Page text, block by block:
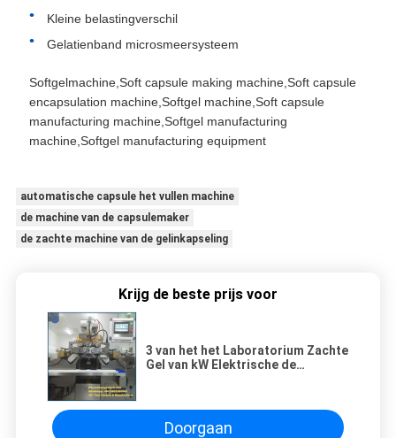
Kleine belastingverschil
Gelatienband microsmeersysteem
Softgelmachine,Soft capsule making machine,Soft capsule
encapsulation machine,Softgel machine,Soft capsule
manufacturing machine,Softgel manufacturing
machine,Softgel manufacturing equipment
automatische capsule het vullen machine
de machine van de capsulemaker
de zachte machine van de gelinkapseling
Krijg de beste prijs voor
3 van het het Laboratorium Zachte
Gel van kW Elektrische de
Doorgaan